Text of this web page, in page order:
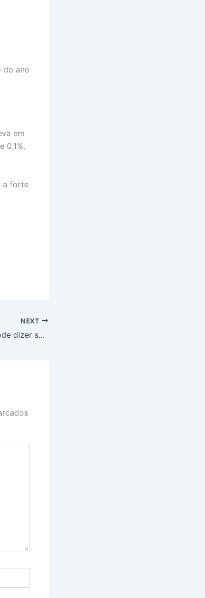
do ano
em
0,1%,
a forte
NEXT
O que a respiração pode dizer sobre a sua saúde